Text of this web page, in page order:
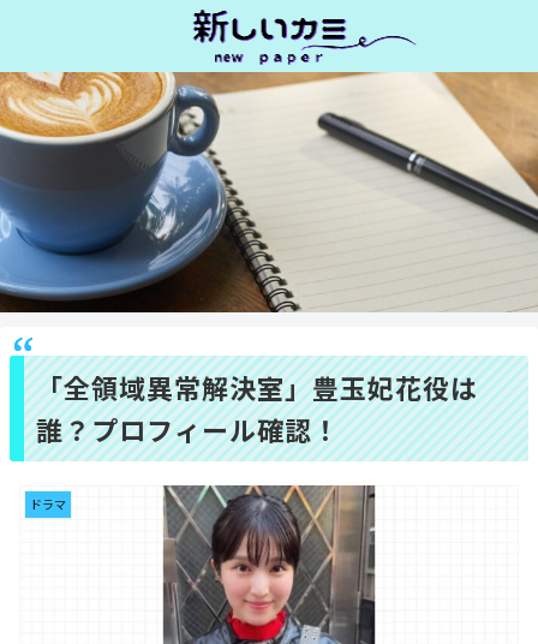
「全領域異常解決室」豊玉妃花役は
誰？プロフィール確認！
ドラマ